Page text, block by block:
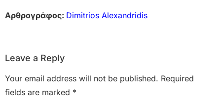
Αρθρογράφος: Dimitrios Alexandridis
Leave a Reply
Your email address will not be published. Required
fields are marked *